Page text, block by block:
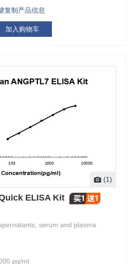
复制产品信息
加入购物车
(1)
ELISA Kit
serum and plasma
pg/ml